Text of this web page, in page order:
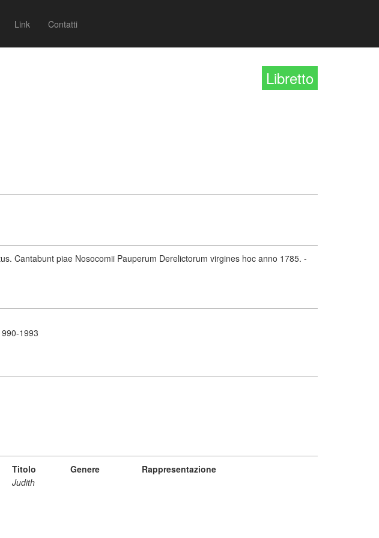
Link Contatti
Libretto
Cantabunt piae Nosocomii Pauperum Derelictorum virgines hoc anno 1785. -
1993
Titolo Genere
Rappresentazione
Judith